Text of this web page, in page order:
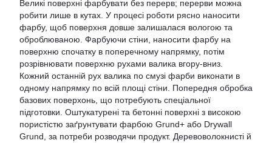
Великі поверхні фарбувати без перерв; перерви можна
робити лише в кутах. У процесі роботи рясно наносити
фарбу, щоб поверхня довше залишалася вологою та
оброблюваною. Фарбуючи стіни, наносити фарбу на
поверхню спочатку в поперечному напрямку, потім
розрівнювати поверхню рухами валика вгору-вниз.
Кожний останній рух валика по смузі фарби виконати в
одному напрямку по всій площі стіни. Попередня обробка
базових поверхонь, що потребують спеціальної
підготовки. Оштукатурені та бетонні поверхні з високою
пористістю заґрунтувати фарбою Grund+ або Drywall
Grund, за потреби розводячи продукт. Деревоволокнисті й